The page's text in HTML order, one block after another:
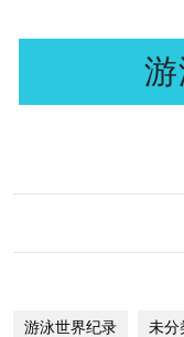
游泳世界纪录 未分